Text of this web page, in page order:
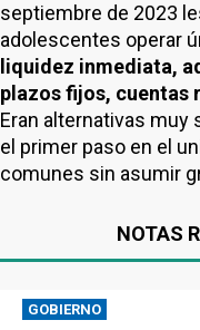
septiembre de 2023
adolescentes operar
liquidez inmediata,
plazos fijos, cuentas
Eran alternativas muy
el primer paso en el
comunes sin asumir
NOTAS
GOBIERNO